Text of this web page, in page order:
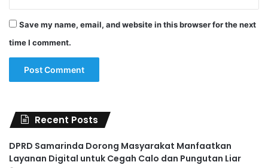
Save my name, email, and website in this browser for the next
time I comment.
Recent Posts
DPRD Samarinda Dorong Masyarakat Manfaatkan
Layanan Digital untuk Cegah Calo dan Pungutan Liar